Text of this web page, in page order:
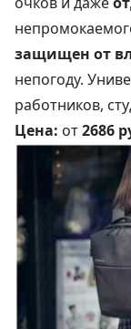
защищен от
непогоду.
работников,
Цена: от2686